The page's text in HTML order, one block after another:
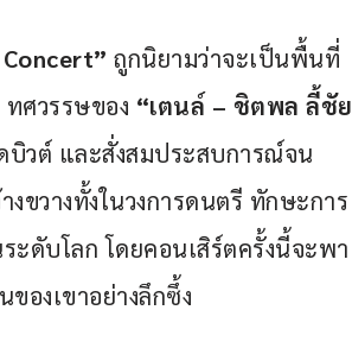
ถูกนิยามว่าจะเป็นพื้นที่
ทศวรรษของ “เตนล์ – ชิตพล ลี้ชัย
บิวต์ และสั่งสมประสบการณ์จน
ขวางทั้งในวงการดนตรี ทักษะการ
ะดับโลก โดยคอนเสิร์ตครั้งนี้จะพา
องเขาอย่างลึกซึ้ง